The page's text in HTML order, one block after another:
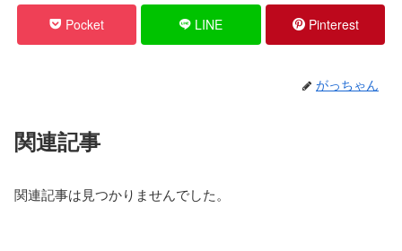
Pocket LINE Pinterest
がっちゃん
関連記事
関連記事は見つかりませんでした。